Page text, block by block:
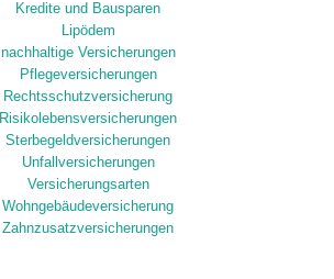
Kredite und Bausparen
Lipödem
nachhaltige Versicherungen
Pflegeversicherungen
Rechtsschutzversicherung
Risikolebensversicherungen
Sterbegeldversicherungen
Unfallversicherungen
Versicherungsarten
Wohngebäudeversicherung
Zahnzusatzversicherungen